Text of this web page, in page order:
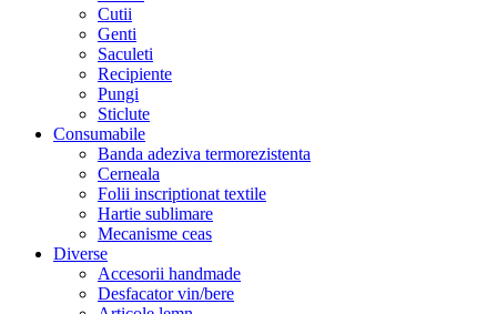
Cutii
Genti
Saculeti
Recipiente
Pungi
Sticlute
Consumabile
Banda adeziva termorezistenta
Cerneala
Folii inscriptionat textile
Hartie sublimare
Mecanisme ceas
Diverse
Accesorii handmade
Desfacator vin/bere